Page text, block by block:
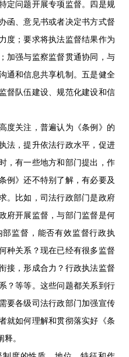
定问题开展专项监督。四是规
函、意见书或者决定书方式督
度；要求将执法监督结果作为
加强与监察监督贯通协同，与
通和信息共享机制。五是健全
督队伍建设、规范化建设和信
关注，普遍认为《条例》的
法，提升依法行政水平，促进
，有一些地方和部门提出，作
例》还不特别了解，有必要及
。比如，司法行政部门是政府
府开展监督，与部门监督是何
监督，能否有效监督行政执
种关系？现在已经有很多监督
接，形成合力？行政执法监督
？等等。这些问题都关系到行
要各级司法行政部门加强宣传
就如何理解和贯彻落实好《条
。